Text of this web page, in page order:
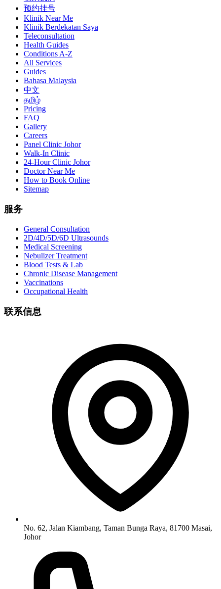
预约挂号
Klinik Near Me
Klinik Berdekatan Saya
Teleconsultation
Health Guides
Conditions A-Z
All Services
Guides
Bahasa Malaysia
中文
தமிழ்
Pricing
FAQ
Gallery
Careers
Panel Clinic Johor
Walk-In Clinic
24-Hour Clinic Johor
Doctor Near Me
How to Book Online
Sitemap
服务
General Consultation
2D/4D/5D/6D Ultrasounds
Medical Screening
Nebulizer Treatment
Blood Tests & Lab
Chronic Disease Management
Vaccinations
Occupational Health
联系信息
No. 62, Jalan Kiambang, Taman Bunga Raya, 81700 Masai,
Johor